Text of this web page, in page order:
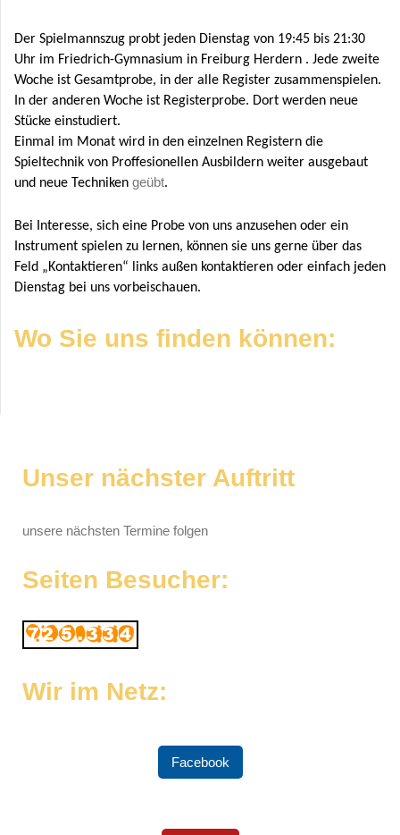
Der Spielmannszug probt jeden Dienstag von 19:45 bis 21:30
Uhr im Friedrich-Gymnasium in Freiburg Herdern . Jede zweite
Woche ist Gesamtprobe, in der alle Register zusammenspielen.
In der anderen Woche ist Registerprobe. Dort werden neue
Stücke einstudiert.
Einmal im Monat wird in den einzelnen Registern die
Spieltechnik von Proffesionellen Ausbildern weiter ausgebaut
und neue Techniken geübt.
Bei Interesse, sich eine Probe von uns anzusehen oder ein
Instrument spielen zu lernen, können sie uns gerne über das
Feld „Kontaktieren“ links außen kontaktieren oder einfach jeden
Dienstag bei uns vorbeischauen.
Wo Sie uns finden können:
Unser nächster Auftritt
unsere nächsten Termine folgen
Seiten Besucher:
Wir im Netz:
Facebook